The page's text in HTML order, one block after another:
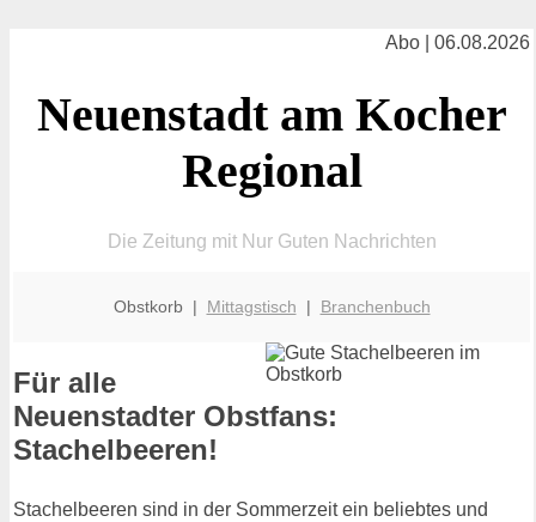
Abo | 06.08.2026
Neuenstadt am Kocher
Regional
Die Zeitung mit Nur Guten Nachrichten
Obstkorb | Mittagstisch | Branchenbuch
Für alle
Neuenstadter Obstfans:
Stachelbeeren!
Stachelbeeren sind in der Sommerzeit ein beliebtes und